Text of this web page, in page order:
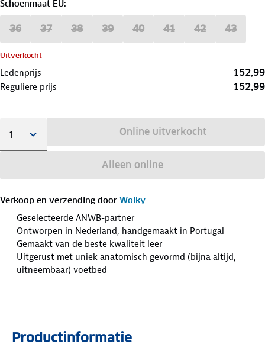
Schoenmaat EU:
36 37 38 39 40 41 42 43
Uitverkocht
Ledenprijs 152,99
Reguliere prijs 152,99
Online uitverkocht
Alleen online
Verkoop en verzending door Wolky
Geselecteerde ANWB-partner
Ontworpen in Nederland, handgemaakt in Portugal
Gemaakt van de beste kwaliteit leer
Uitgerust met uniek anatomisch gevormd (bijna altijd,
uitneembaar) voetbed
Productinformatie